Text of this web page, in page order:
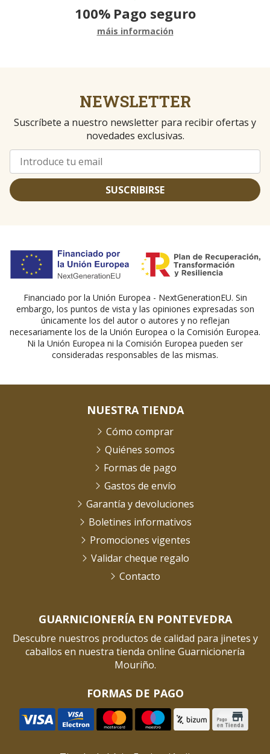
100% Pago seguro
máis información
NEWSLETTER
Suscríbete a nuestro newsletter para recibir ofertas y
novedades exclusivas.
SUSCRIBIRSE
Financiado por la Unión Europea - NextGenerationEU. Sin
embargo, los puntos de vista y las opiniones expresadas son
únicamente los del autor o autores y no reflejan
necesariamente los de la Unión Europea o la Comisión Europea.
Ni la Unión Europea ni la Comisión Europea pueden ser
consideradas responsables de las mismas.
GUARNICIONERÍA EN PONTEVEDRA
Descubre nuestros productos de calidad para jinetes y
caballos en nuestra tienda online Guarnicionería
Mouriño.
FORMAS DE PAGO
NUESTRA TIENDA
Cómo comprar
Quiénes somos
Formas de pago
Gastos de envío
Garantía y devoluciones
Boletines informativos
Promociones vigentes
Validar cheque regalo
Contacto